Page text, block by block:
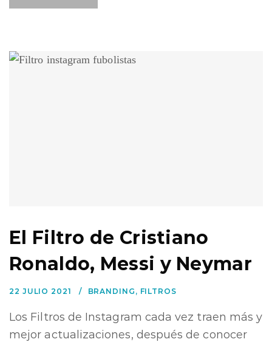
El Filtro de Cristiano
Ronaldo, Messi y Neymar
22 JULIO 2021 BRANDING , FILTROS
Los Filtros de Instagram cada vez traen más y
mejor actualizaciones, después de conocer